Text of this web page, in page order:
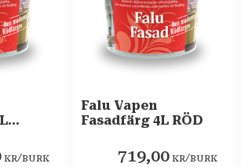
KR/BURK
Falu Vapen
Fasadfärg 4L RÖD
719,00 KR/BURK